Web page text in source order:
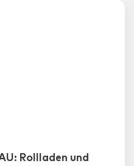
Rollladen und